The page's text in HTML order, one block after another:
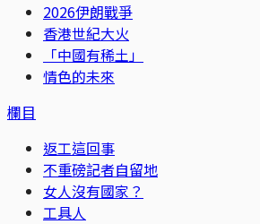
2026伊朗戰爭
香港世紀大火
「中國有稀土」
情色的未來
欄目
返工這回事
不重磅記者自留地
女人沒有國家？
工具人